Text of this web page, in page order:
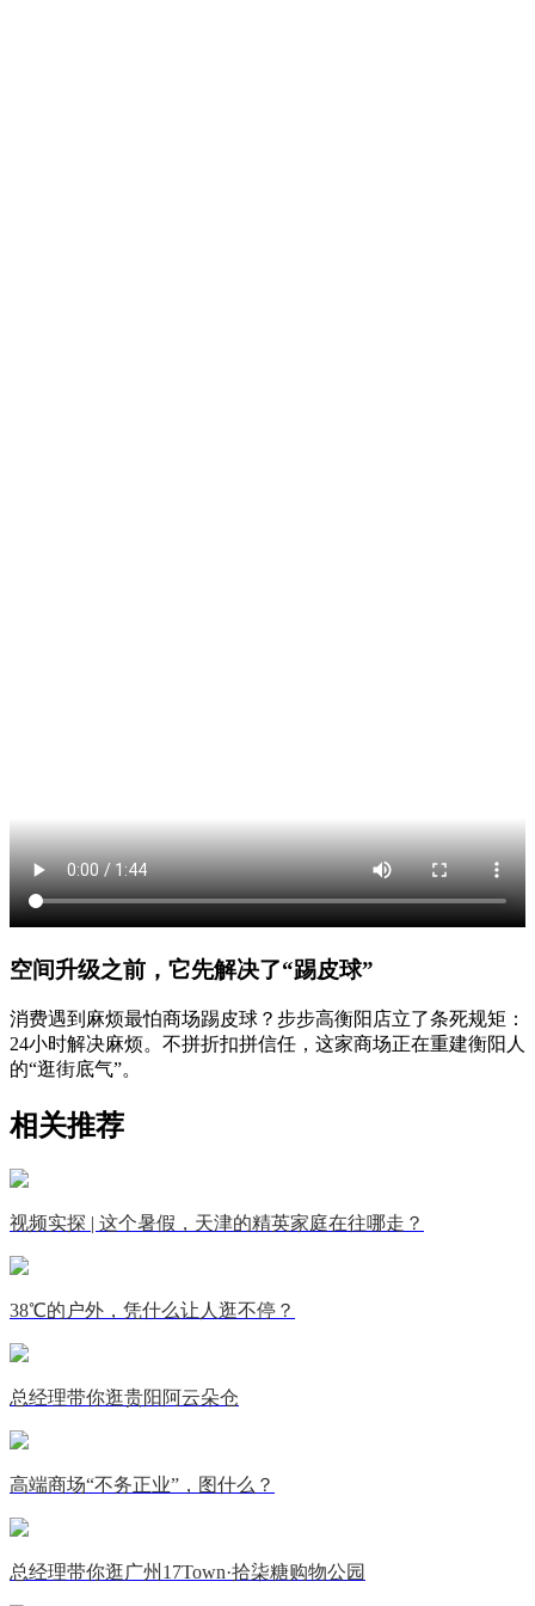
空间升级之前，它先解决了“踢皮球”
消费遇到麻烦最怕商场踢皮球？步步高衡阳店立了条死规矩：
24小时解决麻烦。不拼折扣拼信任，这家商场正在重建衡阳人
的“逛街底气”。
相关推荐
视频实探 | 这个暑假，天津的精英家庭在往哪走？
38℃的户外，凭什么让人逛不停？
总经理带你逛贵阳阿云朵仓
高端商场“不务正业”，图什么？
总经理带你逛广州17Town·拾柒糖购物公园